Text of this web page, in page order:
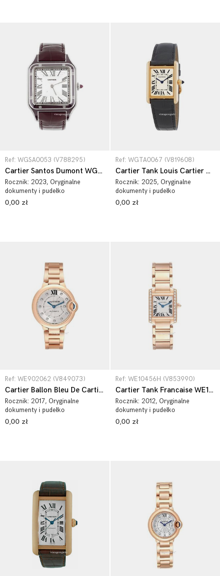
Ref: WGSA0053 (V788295)
Cartier Santos Dumont WGSA0053
Rocznik: 2023, Oryginalne
dokumenty i pudełko
0,00 zł
Ref: WGTA0067 (V819608)
Cartier Tank Louis Cartier WGTA0067
Rocznik: 2025, Oryginalne
dokumenty i pudełko
0,00 zł
Ref: WE902062 (V849073)
Cartier Ballon Bleu De Cartier WE902062
Rocznik: 2017, Oryginalne
dokumenty i pudełko
0,00 zł
Ref: WE10456H (V853990)
Cartier Tank Francaise WE10456H
Rocznik: 2012, Oryginalne
dokumenty i pudełko
0,00 zł